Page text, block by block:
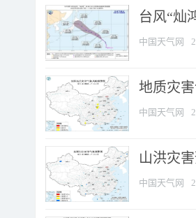
台风“灿
中国天气网
地质灾
中国天气网
山洪灾
中国天气网